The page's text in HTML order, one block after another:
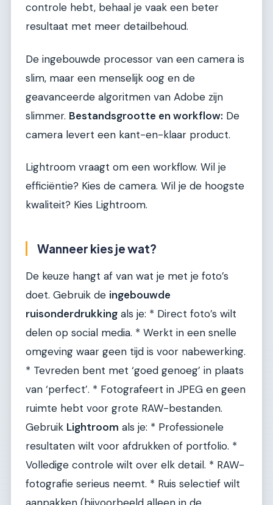
controle hebt, behaal je vaak een beter
resultaat met meer detailbehoud.
De ingebouwde processor van een camera is
slim, maar een menselijk oog en de
geavanceerde algoritmen van Adobe zijn
slimmer. Bestandsgrootte en workflow: De
camera levert een kant-en-klaar product.
Lightroom vraagt om een workflow. Wil je
efficiëntie? Kies de camera. Wil je de hoogste
kwaliteit? Kies Lightroom.
Wanneer kies je wat?
De keuze hangt af van wat je met je foto’s
doet. Gebruik de ingebouwde
ruisonderdrukking als je: * Direct foto’s wilt
delen op social media. * Werkt in een snelle
omgeving waar geen tijd is voor nabewerking.
* Tevreden bent met ‘goed genoeg’ in plaats
van ‘perfect’. * Fotografeert in JPEG en geen
ruimte hebt voor grote RAW-bestanden.
Gebruik Lightroom als je: * Professionele
resultaten wilt voor afdrukken of portfolio. *
Volledige controle wilt over elk detail. * RAW-
fotografie serieus neemt. * Ruis selectief wilt